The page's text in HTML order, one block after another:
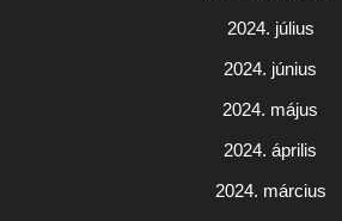
2024. július
2024. június
2024. május
2024. április
2024. március